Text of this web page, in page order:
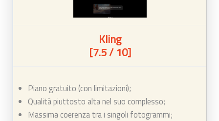
Kling
[7.5 / 10]
Piano gratuito (con limitazioni);
Qualità piuttosto alta nel suo complesso;
Massima coerenza tra i singoli fotogrammi;